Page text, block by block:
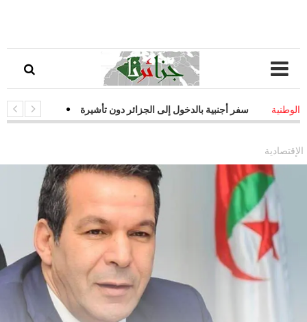
الوطنية
سفر أجنبية بالدخول إلى الجزائر دون تأشيرة - قفزة نوعية في التحول
الإقتصادية